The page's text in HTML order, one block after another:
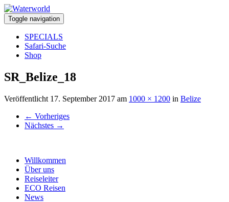
Toggle navigation
SPECIALS
Safari-Suche
Shop
SR_Belize_18
Veröffentlicht 17. September 2017 am 1000 × 1200 in Belize
← Vorheriges
Nächstes →
Willkommen
Über uns
Reiseleiter
ECO Reisen
News